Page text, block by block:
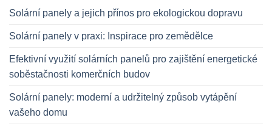
Solární panely a jejich přínos pro ekologickou dopravu
Solární panely v praxi: Inspirace pro zemědělce
Efektivní využití solárních panelů pro zajištění energetické
soběstačnosti komerčních budov
Solární panely: moderní a udržitelný způsob vytápění
vašeho domu